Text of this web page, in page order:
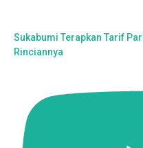
Sukabumi Terapkan Tarif
Rinciannya